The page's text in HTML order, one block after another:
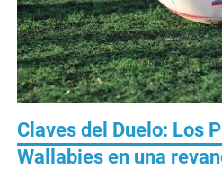
Claves del Duelo: Los
Wallabies en una